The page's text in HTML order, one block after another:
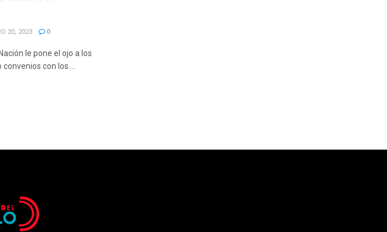
20, 2023 0
le pone el ojo a los
con los ...